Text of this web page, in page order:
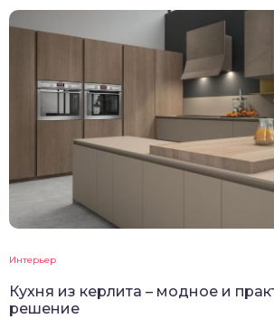
Интерьер
Кухня из керлита – модное и
решение